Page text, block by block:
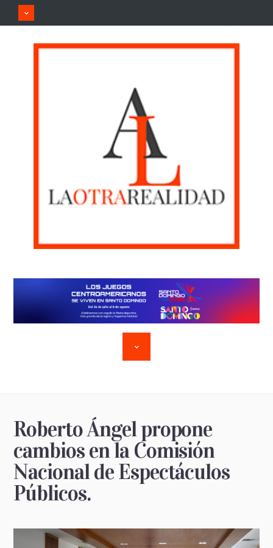
Roberto Ángel propone
cambios en la Comisión
Nacional de Espectáculos
Públicos.